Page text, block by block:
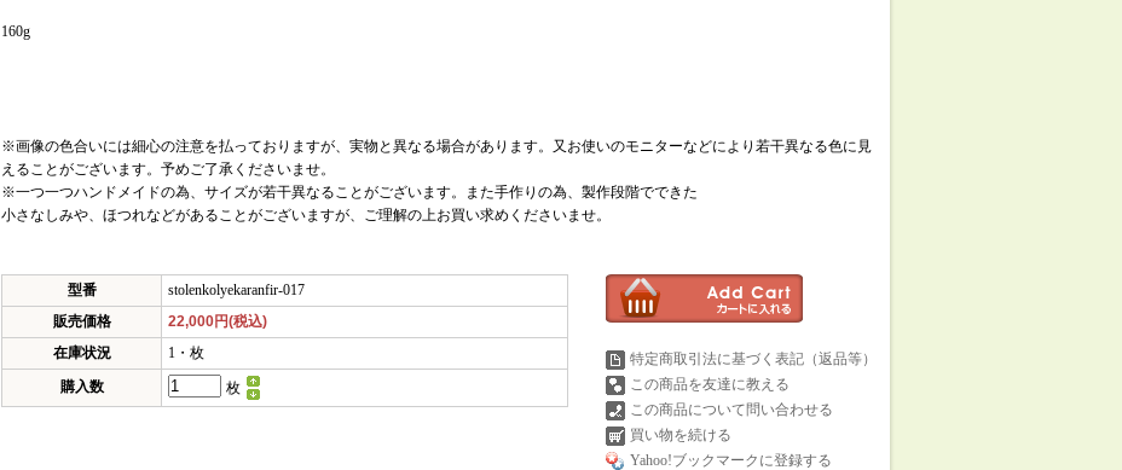
160g
※画像の色合いには細心の注意を払っておりますが、実物と異なる場合があります。又お使いのモニターなどにより若干異なる色に見
えることがございます。予めご了承くださいませ。
※一つ一つハンドメイドの為、サイズが若干異なることがございます。また手作りの為、製作段階でできた
小さなしみや、ほつれなどがあることがございますが、ご理解の上お買い求めくださいませ。
型番
stolenkolyekaranfir-017
販売価格
22,000円(税込)
在庫状況
1・枚
購入数
枚
特定商取引法に基づく表記（返品等）
この商品を友達に教える
この商品について問い合わせる
買い物を続ける
Yahoo!ブックマークに登録する